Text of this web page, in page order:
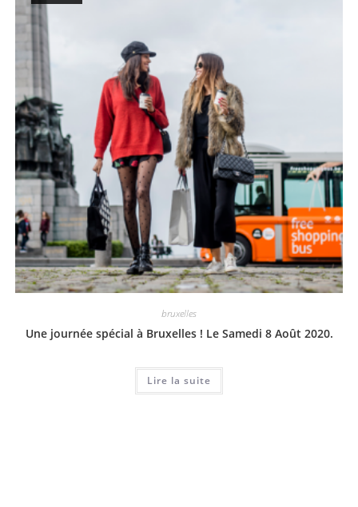
bruxelles
Une journée spécial à Bruxelles ! Le Samedi 8 Août 2020.
Lire la suite